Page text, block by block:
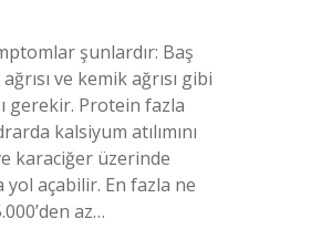
şunlardır: Baş
ve kemik ağrısı gibi
gerekir. Protein fazla
kalsiyum atılımını
karaciğer üzerinde
açabilir. En fazla ne
az…